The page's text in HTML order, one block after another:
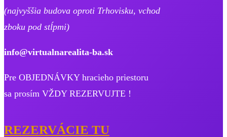
(najvyššia budova oproti Trhovisku, ​vchod
zboku pod stĺpmi)
info@virtualnarealita-ba.sk
Pre OBJEDNÁVKY hracieho priestoru
sa prosím VŽDY REZERVUJTE !
REZERVÁCIE TU